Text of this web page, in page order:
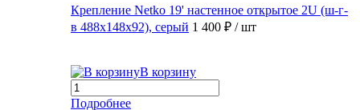
Крепление Netko 19' настенное открытое 2U (ш-г-
в 488х148х92), серый 1 400 ₽ / шт
В корзину
Подробнее